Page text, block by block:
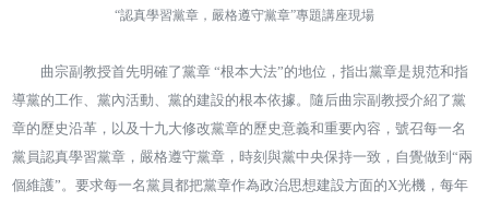
“認真學習黨章，嚴格遵守黨章”專題講座現場
曲宗副教授首先明確了黨章 “根本大法”的地位，指出黨章是規范和指
導黨的工作、黨內活動、黨的建設的根本依據。隨后曲宗副教授介紹了黨
章的歷史沿革，以及十九大修改黨章的歷史意義和重要內容，號召每一名
黨員認真學習黨章，嚴格遵守黨章，時刻與黨中央保持一致，自覺做到“兩
個維護”。要求每一名黨員都把黨章作為政治思想建設方面的X光機，每年